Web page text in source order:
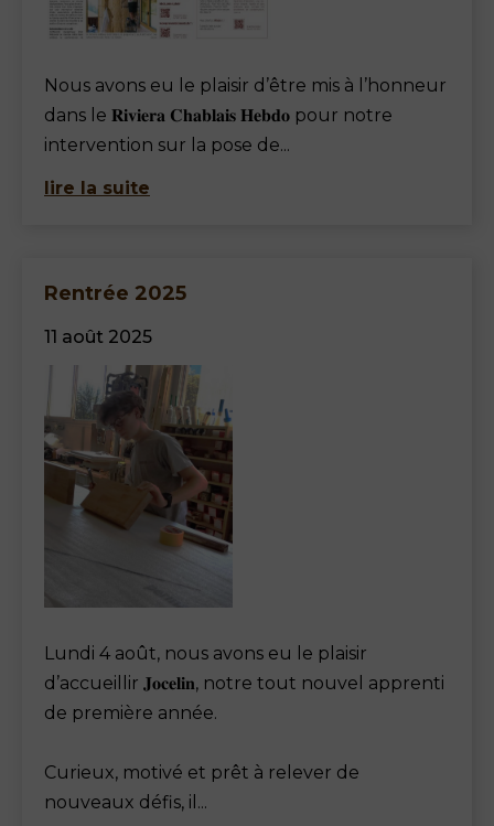
Nous avons eu le plaisir d’être mis à l’honneur
dans le 𝐑𝐢𝐯𝐢𝐞𝐫𝐚 𝐂𝐡𝐚𝐛𝐥𝐚𝐢𝐬 𝐇𝐞𝐛𝐝𝐨 pour notre
intervention sur la pose de...
lire la suite
Rentrée 2025
11 août 2025
Lundi 4 août, nous avons eu le plaisir
d’accueillir 𝐉𝐨𝐜𝐞𝐥𝐢𝐧, notre tout nouvel apprenti
de première année.
Curieux, motivé et prêt à relever de
nouveaux défis, il...